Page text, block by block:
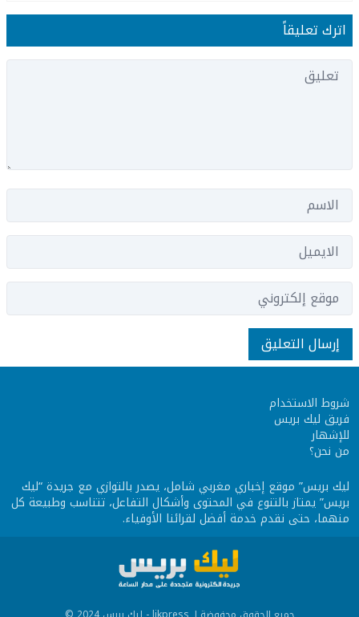
اترك تعليقاً
شروط الاستخدام
فريق ليك بريس
للإشهار
من نحن؟
ليك بريس” موقع إخباري مغربي شامل، يصدر بالتوازي مع جريدة “ليك
بريس” يمتاز بالتنوع في المحتوى وأشكال التفاعل، تتناسب وطبيعة كل
منهما، حتى نقدم خدمة أفضل لقرائنا الأوفياء.